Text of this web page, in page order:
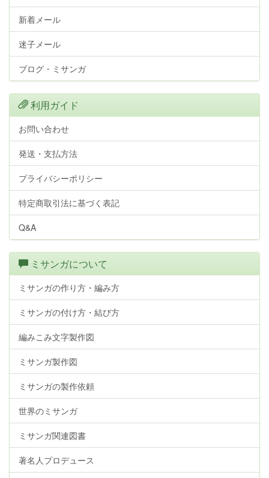
新着メール
迷子メール
ブログ・ミサンガ
利用ガイド
お問い合わせ
発送・支払方法
プライバシーポリシー
特定商取引法に基づく表記
Q&A
ミサンガについて
ミサンガの作り方・編み方
ミサンガの付け方・結び方
編みこみ文字製作図
ミサンガ製作図
ミサンガの製作依頼
世界のミサンガ
ミサンガ関連図書
著名人プロデュース